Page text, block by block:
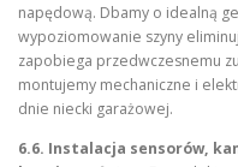
napędową. Dbamy o idealną
wypoziomowanie szyny
zapobiega przedwczesnemu
montujemy mechaniczne i
dnie niecki garażowej.
6.6. Instalacja sensorów,